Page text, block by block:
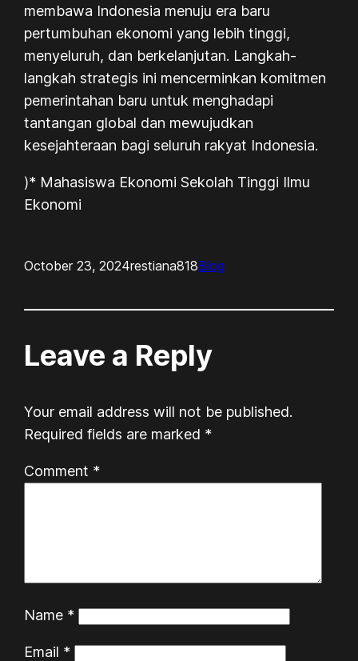
membawa Indonesia menuju era baru
pertumbuhan ekonomi yang lebih tinggi,
menyeluruh, dan berkelanjutan. Langkah-
langkah strategis ini mencerminkan komitmen
pemerintahan baru untuk menghadapi
tantangan global dan mewujudkan
kesejahteraan bagi seluruh rakyat Indonesia.
)* Mahasiswa Ekonomi Sekolah Tinggi Ilmu
Ekonomi
October 23, 2024restiana818Blog
Leave a Reply
Your email address will not be published.
Required fields are marked *
Comment *
Name *
Email *